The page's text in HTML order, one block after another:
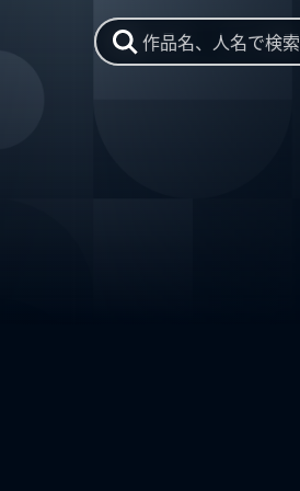
作品名、人名で検索